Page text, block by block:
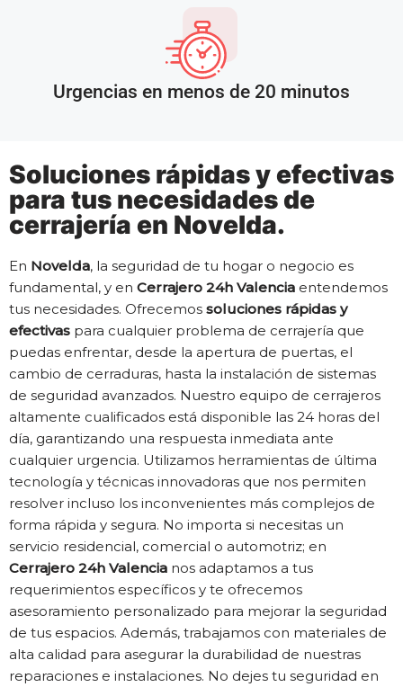
Urgencias en menos de 20 minutos
Soluciones rápidas y efectivas
para tus necesidades de
cerrajería en Novelda.
En Novelda, la seguridad de tu hogar o negocio es
fundamental, y en Cerrajero 24h Valencia entendemos
tus necesidades. Ofrecemos soluciones rápidas y
efectivas para cualquier problema de cerrajería que
puedas enfrentar, desde la apertura de puertas, el
cambio de cerraduras, hasta la instalación de sistemas
de seguridad avanzados. Nuestro equipo de cerrajeros
altamente cualificados está disponible las 24 horas del
día, garantizando una respuesta inmediata ante
cualquier urgencia. Utilizamos herramientas de última
tecnología y técnicas innovadoras que nos permiten
resolver incluso los inconvenientes más complejos de
forma rápida y segura. No importa si necesitas un
servicio residencial, comercial o automotriz; en
Cerrajero 24h Valencia nos adaptamos a tus
requerimientos específicos y te ofrecemos
asesoramiento personalizado para mejorar la seguridad
de tus espacios. Además, trabajamos con materiales de
alta calidad para asegurar la durabilidad de nuestras
reparaciones e instalaciones. No dejes tu seguridad en